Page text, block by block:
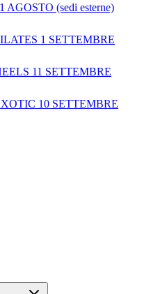
(sedi esterne)
1 SETTEMBRE
11 SETTEMBRE
10 SETTEMBRE